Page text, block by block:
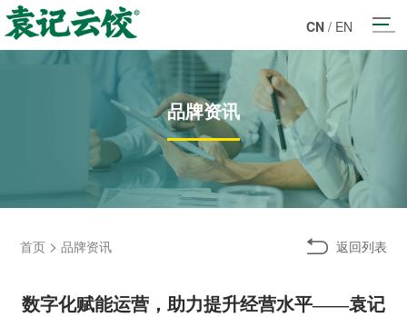
CN / EN
品牌资讯
首页 >品牌资讯 返回列表
数字化赋能运营，助力提升经营水平——袁记